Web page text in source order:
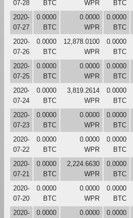
07-28
BTC
WPR
BTC
2020-
07-27
0.0000
BTC
0.0000
WPR
0.0000
BTC
2020-
07-26
0.0000
BTC
12,878.0100
WPR
0.0000
BTC
2020-
07-25
0.0000
BTC
0.0000
WPR
0.0000
BTC
2020-
07-24
0.0000
BTC
3,819.2614
WPR
0.0000
BTC
2020-
07-23
0.0000
BTC
0.0000
WPR
0.0000
BTC
2020-
07-22
0.0000
BTC
0.0000
WPR
0.0000
BTC
2020-
07-21
0.0000
BTC
2,224.6630
WPR
0.0000
BTC
2020-
07-20
0.0000
BTC
0.0000
WPR
0.0000
BTC
2020-
0.0000
0.0000
0.0000